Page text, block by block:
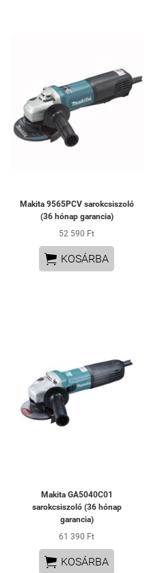
Makita 9565PCV sarokcsiszoló
(36 hónap garancia)
52 590 Ft
 KOSÁRBA
Makita GA5040C01
sarokcsiszoló (36 hónap
garancia)
61 390 Ft
 KOSÁRBA